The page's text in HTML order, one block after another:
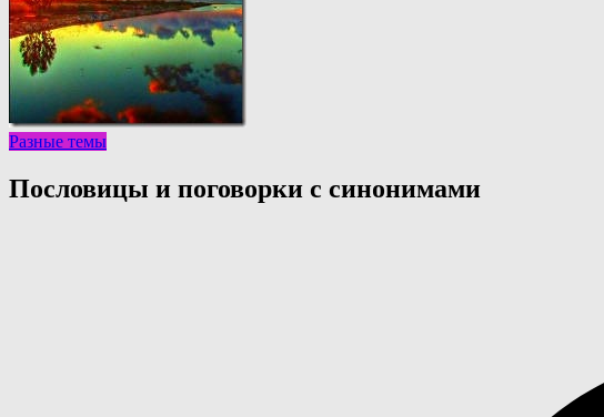
Разные темы
Пословицы и поговорки с синонимами